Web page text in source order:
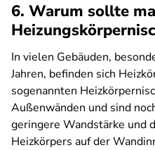
6. Warum sollte
In vielen Gebäuden,
Jahren, befinden sich
sogenannten
Außenwänden und sind
geringere Wandstärke und
Heizkörpers auf der